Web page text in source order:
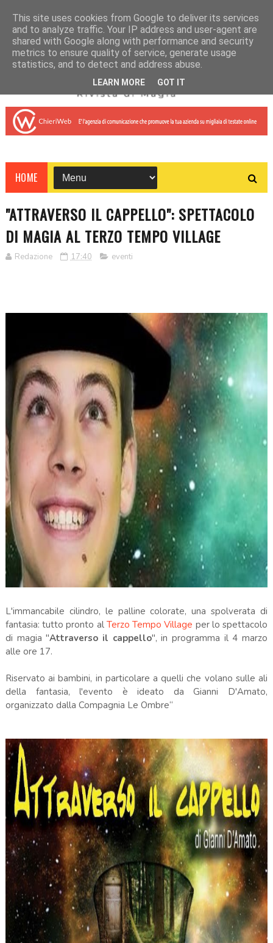
HOME
"ATTRAVERSO IL CAPPELLO": SPETTACOLO
DI MAGIA AL TERZO TEMPO VILLAGE
Redazione 17:40 eventi
L'immancabile cilindro, le palline colorate, una spolverata di
fantasia: tutto pronto al Terzo Tempo Village per lo spettacolo
di magia "Attraverso il cappello", in programma il 4 marzo
alle ore 17.
Riservato ai bambini, in particolare a quelli che volano sulle ali
della fantasia, l'evento è ideato da Gianni D'Amato,
organizzato dalla Compagnia Le Ombre“
This site uses cookies from Google to deliver its services
and to analyze traffic. Your IP address and user-agent are
shared with Google along with performance and security
metrics to ensure quality of service, generate usage
statistics, and to detect and address abuse.
LEARN MORE GOT IT